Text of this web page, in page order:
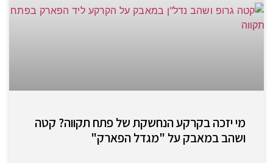
מי יזכה בקרקע הנחשקת של פתח תקווה? קטה
ושהב במאבק על "מגדל הפארק"